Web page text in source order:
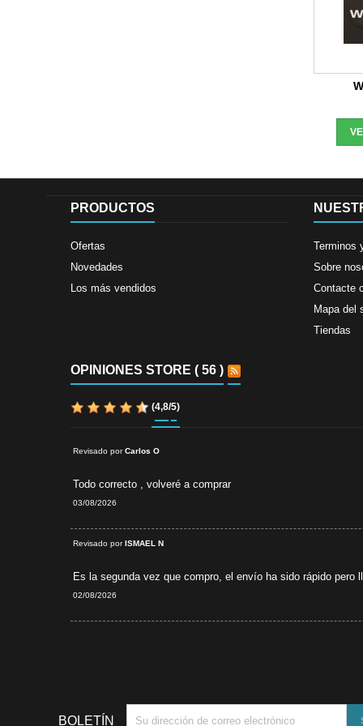
PRODUCTOS
Ofertas
Novedades
Los más vendidos
Terminos
Sobre
Contacte
Mapa del
Tiendas
OPINIONES STORE ( 56 )
(4,8/5)
Revisado porCarlos O
Todo correcto , volveré a comprar
03/08/2026
Revisado porISMAEL N
Es la segunda vez que compro, el envío ha sido rápido pero
02/08/2026
BOLETÍN